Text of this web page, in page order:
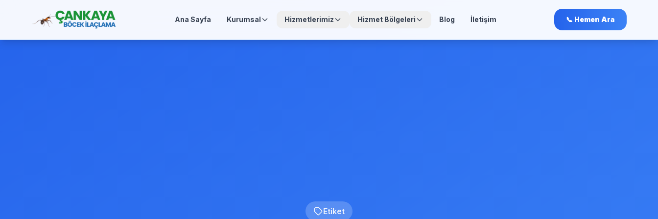
Ana Sayfa Kurumsal Hizmetlerimiz Hizmet Bölgeleri Blog İletişim 📞 Hemen Ara
Etiket